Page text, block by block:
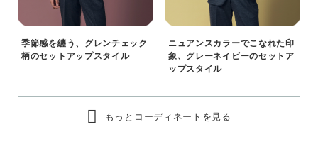
季節感を纏う、グレンチェック
柄のセットアップスタイル
ニュアンスカラーでこなれた印
象、グレーネイビーのセットア
ップスタイル
もっとコーディネートを見る